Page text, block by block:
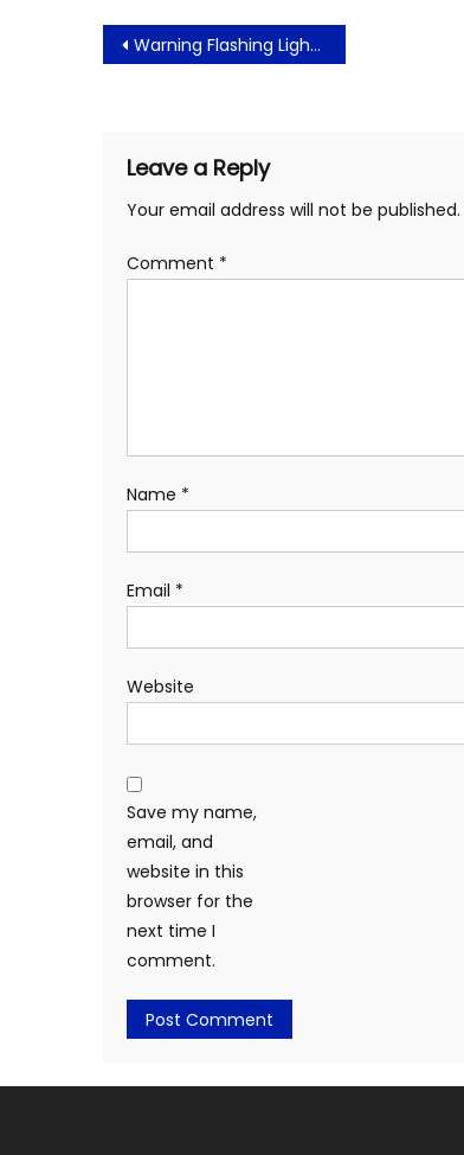
Post
navigation
Warning Flashing Light Untuk Penderita Epilepsi dan Anak-anak Nonton Film Pengabdi Setan 2
Leave a Reply
Your email address will not be published.
Comment *
Name *
Email *
Website
Save my name,
email, and
website in this
browser for the
next time I
comment.